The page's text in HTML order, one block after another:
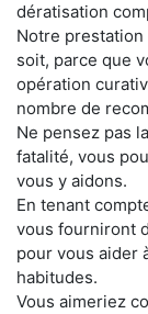
dératisation
Notre
soit, parce que
opération
nombre de
Ne pensez pas
fatalité, vous
vous y aidons.
En tenant
vous fourniront
pour vous aider
habitudes.
Vous aimeriez